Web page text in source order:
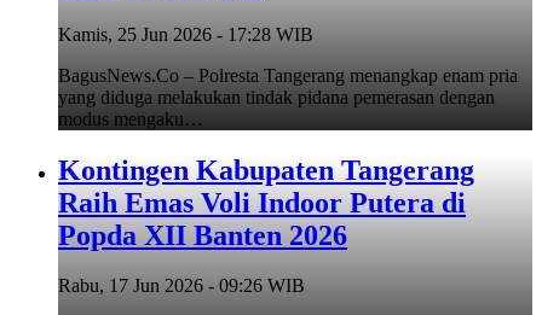
Kamis, 25 Jun 2026 - 17:28 WIB
BagusNews.Co – Polresta Tangerang menangkap enam pria
yang diduga melakukan tindak pidana pemerasan dengan
modus mengaku…
Kontingen Kabupaten Tangerang
Raih Emas Voli Indoor Putera di
Popda XII Banten 2026
Rabu, 17 Jun 2026 - 09:26 WIB